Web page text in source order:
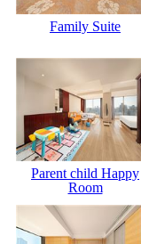
Family Suite
Parent child Happy
Room